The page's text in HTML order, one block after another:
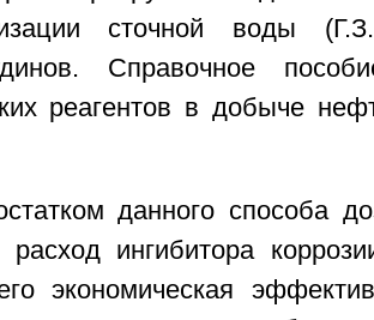
сточной воды
Справочное
реагентов в добыче
данного способа
расход ингибитора
экономическая